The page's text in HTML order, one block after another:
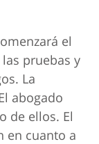
el
pruebas y
La
abogado
de ellos. El
en cuanto a